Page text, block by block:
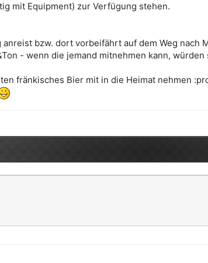
mit Equipment) zur Verfügung stehen.
bzw. dort vorbeifährt auf dem Weg nach
- wenn die jemand mitnehmen kann,
fränkisches Bier mit in die Heimat nehmen